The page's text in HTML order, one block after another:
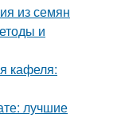
из семян
и
кафеля:
лучшие